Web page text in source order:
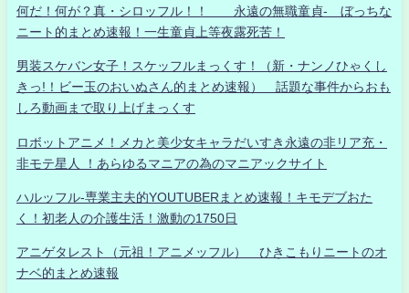
何だ！何が？真・シロッフル！！ 永遠の無職童貞- ぼっちな
ニート的まとめ速報！一生童貞上等夜露死苦！
男装スケバン女子！スケッフルまっくす！（新・ナンノひゃくし
きっ!！ビー玉のおいぬさん的まとめ速報） 話題な事件からおも
しろ動画まで取り上げまっくす
ロボットアニメ！メカと美少女キャラだいすき永遠の非リア充・
非モテ星人 ！あらゆるマニアの為のマニアックサイト
ハルッフル-専業主夫的YOUTUBERまとめ速報！キモデブおた
く！初老人の介護生活！激動の1750日
アニゲタレスト（元祖！アニメッフル） ひきこもりニートのオ
ナベ的まとめ速報